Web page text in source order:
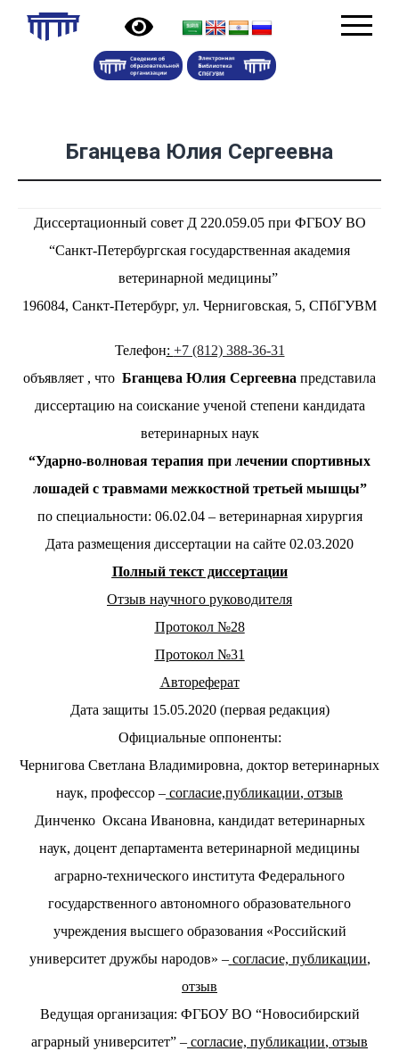
Бганцева Юлия Сергеевна
Диссертационный совет Д 220.059.05 при ФГБОУ ВО
“Санкт-Петербургская государственная академия
ветеринарной медицины”
196084, Санкт-Петербург, ул. Черниговская, 5, СПбГУВМ
Телефон: +7 (812) 388-36-31
объявляет , что Бганцева Юлия Сергеевна представила
диссертацию на соискание ученой степени кандидата
ветеринарных наук
“Ударно-волновая терапия при лечении спортивных
лошадей с травмами межкостной третьей мышцы”
по специальности: 06.02.04 – ветеринарная хирургия
Дата размещения диссертации на сайте 02.03.2020
Полный текст диссертации
Отзыв научного руководителя
Протокол №28
Протокол №31
Автореферат
Дата защиты 15.05.2020 (первая редакция)
Официальные оппоненты:
Чернигова Светлана Владимировна, доктор ветеринарных
наук, профессор – согласие,публикации, отзыв
Динченко Оксана Ивановна, кандидат ветеринарных
наук, доцент департамента ветеринарной медицины
аграрно-технического института Федерального
государственного автономного образовательного
учреждения высшего образования «Российский
университет дружбы народов» – согласие, публикации,
отзыв
Ведущая организация: ФГБОУ ВО “Новосибирский
аграрный университет” – согласие, публикации, отзыв